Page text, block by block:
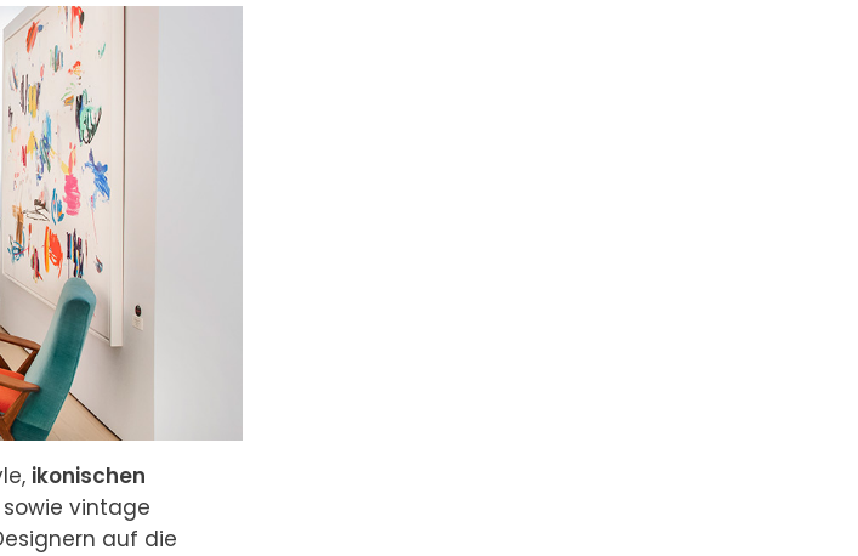
ikonischen
vintage
auf die